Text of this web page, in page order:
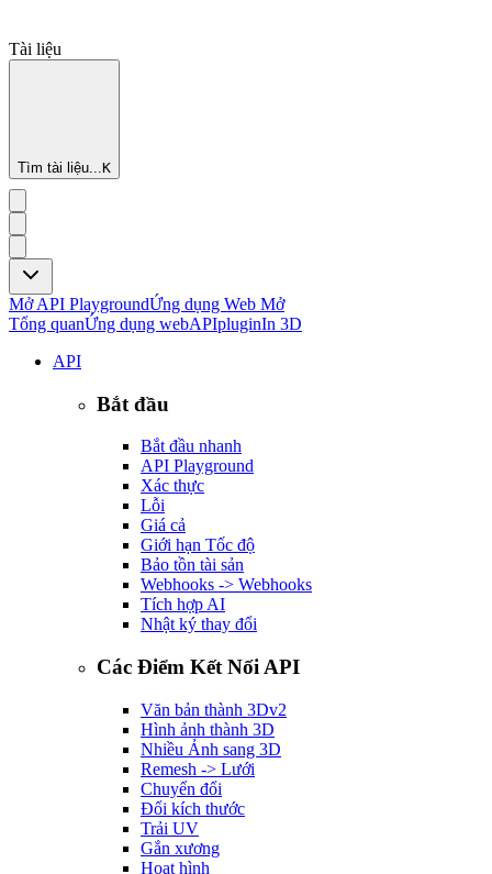
Tài liệu
Tìm tài liệu...K
Mở API PlaygroundỨng dụng Web Mở
Tổng quanỨng dụng webAPIpluginIn 3D
API
Bắt đầu
Bắt đầu nhanh
API Playground
Xác thực
Lỗi
Giá cả
Giới hạn Tốc độ
Bảo tồn tài sản
Webhooks -> Webhooks
Tích hợp AI
Nhật ký thay đổi
Các Điểm Kết Nối API
Văn bản thành 3Dv2
Hình ảnh thành 3D
Nhiều Ảnh sang 3D
Remesh -> Lưới
Chuyển đổi
Đổi kích thước
Trải UV
Gắn xương
Hoạt hình